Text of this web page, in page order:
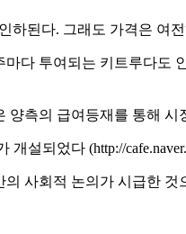
하된다. 그래도 가격은 여
다 투여되는 키트루다도
측의 급여등재를 통해 시
되었다 (http://
사회적 논의가 시급한 것